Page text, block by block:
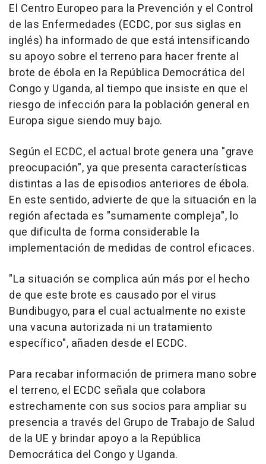
El Centro Europeo para la Prevención y el Control
de las Enfermedades (ECDC, por sus siglas en
inglés) ha informado de que está intensificando
su apoyo sobre el terreno para hacer frente al
brote de ébola en la República Democrática del
Congo y Uganda, al tiempo que insiste en que el
riesgo de infección para la población general en
Europa sigue siendo muy bajo.
Según el ECDC, el actual brote genera una "grave
preocupación", ya que presenta características
distintas a las de episodios anteriores de ébola.
En este sentido, advierte de que la situación en la
región afectada es "sumamente compleja", lo
que dificulta de forma considerable la
implementación de medidas de control eficaces.
"La situación se complica aún más por el hecho
de que este brote es causado por el virus
Bundibugyo, para el cual actualmente no existe
una vacuna autorizada ni un tratamiento
específico", añaden desde el ECDC.
Para recabar información de primera mano sobre
el terreno, el ECDC señala que colabora
estrechamente con sus socios para ampliar su
presencia a través del Grupo de Trabajo de Salud
de la UE y brindar apoyo a la República
Democrática del Congo y Uganda.